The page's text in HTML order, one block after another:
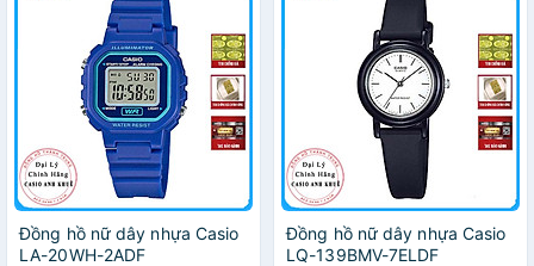
Đồng hồ nữ dây nhựa Casio
LA-20WH-2ADF
Đồng hồ nữ dây nhựa Casio
LQ-139BMV-7ELDF